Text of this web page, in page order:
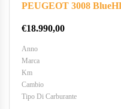
PEUGEOT 3008
€18.990,00
Anno
Marca
Km
Cambio
Tipo Di Carburante